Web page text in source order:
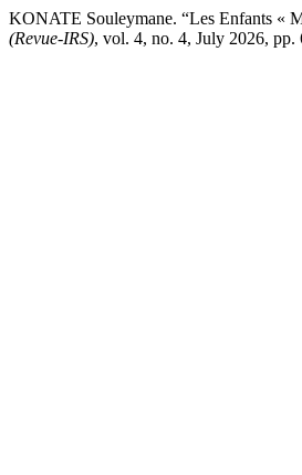
KONATE Souleymane. “Les Enfants «
(Revue-IRS), vol. 4, no. 4, July 2026,